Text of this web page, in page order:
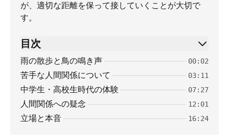
が、適切な距離を保って接していくことが大切で
す。
目次
雨の散歩と鳥の鳴き声 00:02
苦手な人間関係について 03:11
中学生・高校生時代の体験 07:27
人間関係への疑念 12:01
立場と本音 16:24